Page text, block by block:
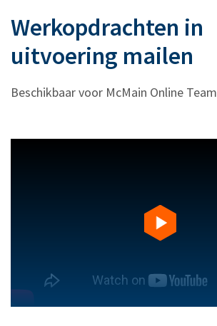
Werkopdrachten in
uitvoering mailen
Beschikbaar voor McMain Online Team